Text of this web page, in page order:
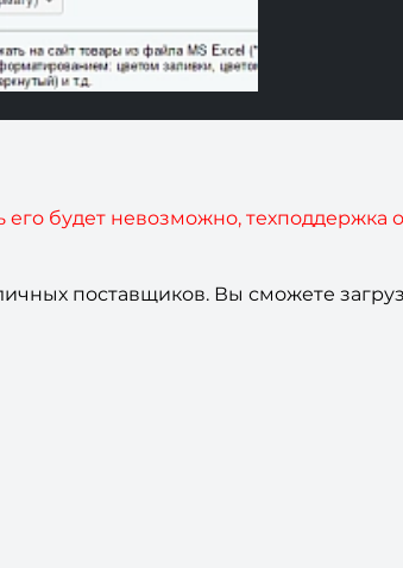
будет невозможно, техподдержка
поставщиков. Вы сможете